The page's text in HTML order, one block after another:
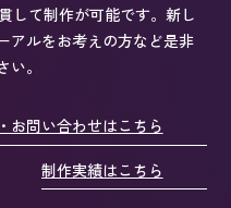
して制作が可能です。新し
アルをお考えの方など是非
。
お問い合わせはこちら
制作実績はこちら